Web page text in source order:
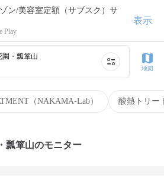
ン/美容室定額（サブスク）サ
Play
表示
（NAKAMA-Lab） 酸熱トリー
園・瓢箪山
地図
瓢箪山のモニター